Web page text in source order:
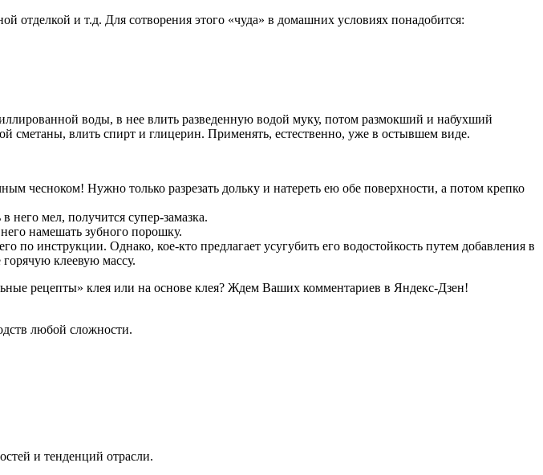
и т.д. Для сотворения этого «чуда» в домашних условиях понадобится:
воды, в нее влить разведенную водой муку, потом размокший и набухший
сметаны, влить спирт и глицерин. Применять, естественно, уже в остывшем виде.
чесноком! Нужно только разрезать дольку и натереть ею обе поверхности, а потом крепко
мел, получится супер-замазка.
намешать зубного порошку.
инструкции. Однако, кое-кто предлагает усугубить его водостойкость путем добавления в
клеевую массу.
рецепты» клея или на основе клея? Ждем Ваших комментариев в Яндекс-Дзен!
любой сложности.
и тенденций отрасли.